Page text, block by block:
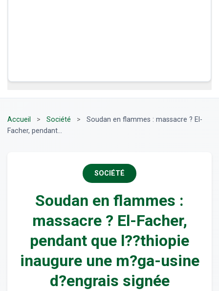
Accueil > Société >
Soudan en flammes : massacre ? El-
Facher, pendant...
SOCIÉTÉ
Soudan en flammes :
massacre ? El-Facher,
pendant que l??thiopie
inaugure une m?ga-usine
d?engrais signée